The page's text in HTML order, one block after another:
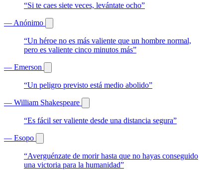
“Si te caes siete veces, levántate ocho”
— Anónimo
“Un héroe no es más valiente que un hombre normal,
pero es valiente cinco minutos más”
— Emerson
“Un peligro previsto está medio abolido”
— William Shakespeare
“Es fácil ser valiente desde una distancia segura”
— Esopo
“Averguénzate de morir hasta que no hayas conseguido
una victoria para la humanidad”